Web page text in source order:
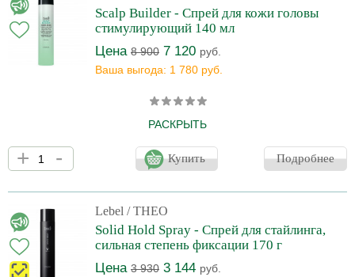
воздействия UF-лучей. Не сушит кожу головы. Обладает
приятным ароматом имбиря и белого чая, препятст
Scalp Builder - Спрей для кожи головы
стимулирующий 140 мл
Цена 8 900 7 120 руб.
Ваша выгода: 1 780 руб.
РАСКРЫТЬ
Легкий спрей с ароматом зелёного чая снижает выпадение
волос и стимулирует волосяные фолликулы. Оздоравливает
кожу головы, вызывает рост более густых и крепких волос,
растительных экстрактов и аминокислот Реденсил - систему
"перезаряжающую" волосяные фолликулы и интенсивно
оздоравливающую кожу головы.
+ - Купить Подробнее
Lebel / THEO
Solid Hold Spray - Спрей для стайлинга,
сильная степень фиксации 170 г
Цена 3 930 3 144 руб.